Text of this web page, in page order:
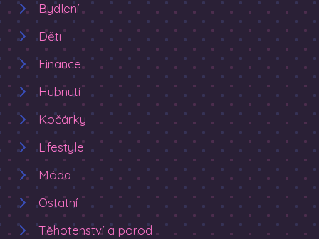
Bydlení
Děti
Finance
Hubnutí
Kočárky
Lifestyle
Móda
Ostatní
Těhotenství a porod